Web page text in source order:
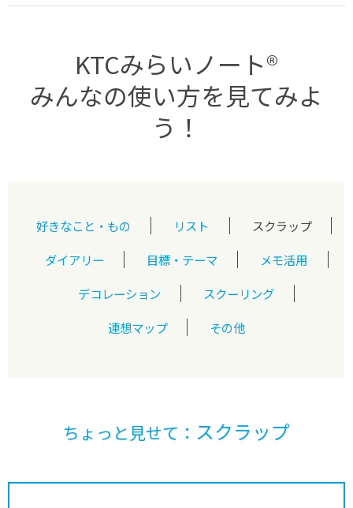
KTCみらいノート®
みんなの使い方を見てみよ
う！
好きなこと・もの リスト
スクラップ
ダイアリー
目標・テーマ
メモ活用
デコレーション
スクーリング
連想マップ
その他
ちょっと見せて： スクラップ